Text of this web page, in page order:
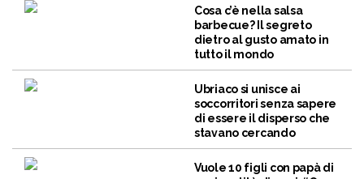
Cosa c’è nella salsa
barbecue? Il segreto
dietro al gusto amato in
tutto il mondo
Ubriaco si unisce ai
soccorritori senza sapere
di essere il disperso che
stavano cercando
Vuole 10 figli con papà di